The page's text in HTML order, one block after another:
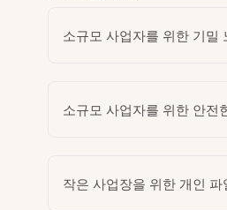
소규모 사업자를 위한 기밀
소규모 사업자를 위한 안전
작은 사업장을 위한 개인 파